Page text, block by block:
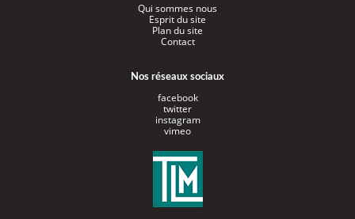
Qui sommes nous
Esprit du site
Plan du site
Contact
Nos réseaux sociaux
facebook
twitter
instagram
vimeo